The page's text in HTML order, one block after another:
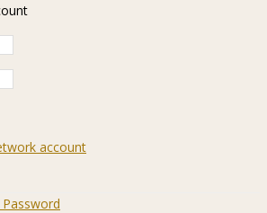
account